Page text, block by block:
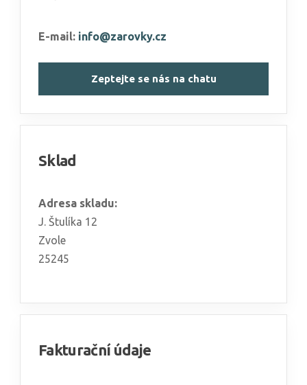
E-mail: info@zarovky.cz
Zeptejte se nás na chatu
Sklad
Adresa skladu:
J. Štulíka 12
Zvole
25245
Fakturační údaje